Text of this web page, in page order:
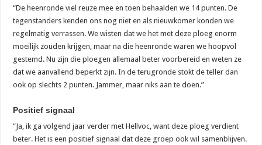
“De heenronde viel reuze mee en toen behaalden we 14 punten. De
tegenstanders kenden ons nog niet en als nieuwkomer konden we
regelmatig verrassen. We wisten dat we het met deze ploeg enorm
moeilijk zouden krijgen, maar na die heenronde waren we hoopvol
gestemd. Nu zijn die ploegen allemaal beter voorbereid en weten ze
dat we aanvallend beperkt zijn. In de terugronde stokt de teller dan
ook op slechts 2 punten. Jammer, maar niks aan te doen.”
Positief signaal
“Ja, ik ga volgend jaar verder met Hellvoc, want deze ploeg verdient
beter. Het is een positief signaal dat deze groep ook wil samenblijven.